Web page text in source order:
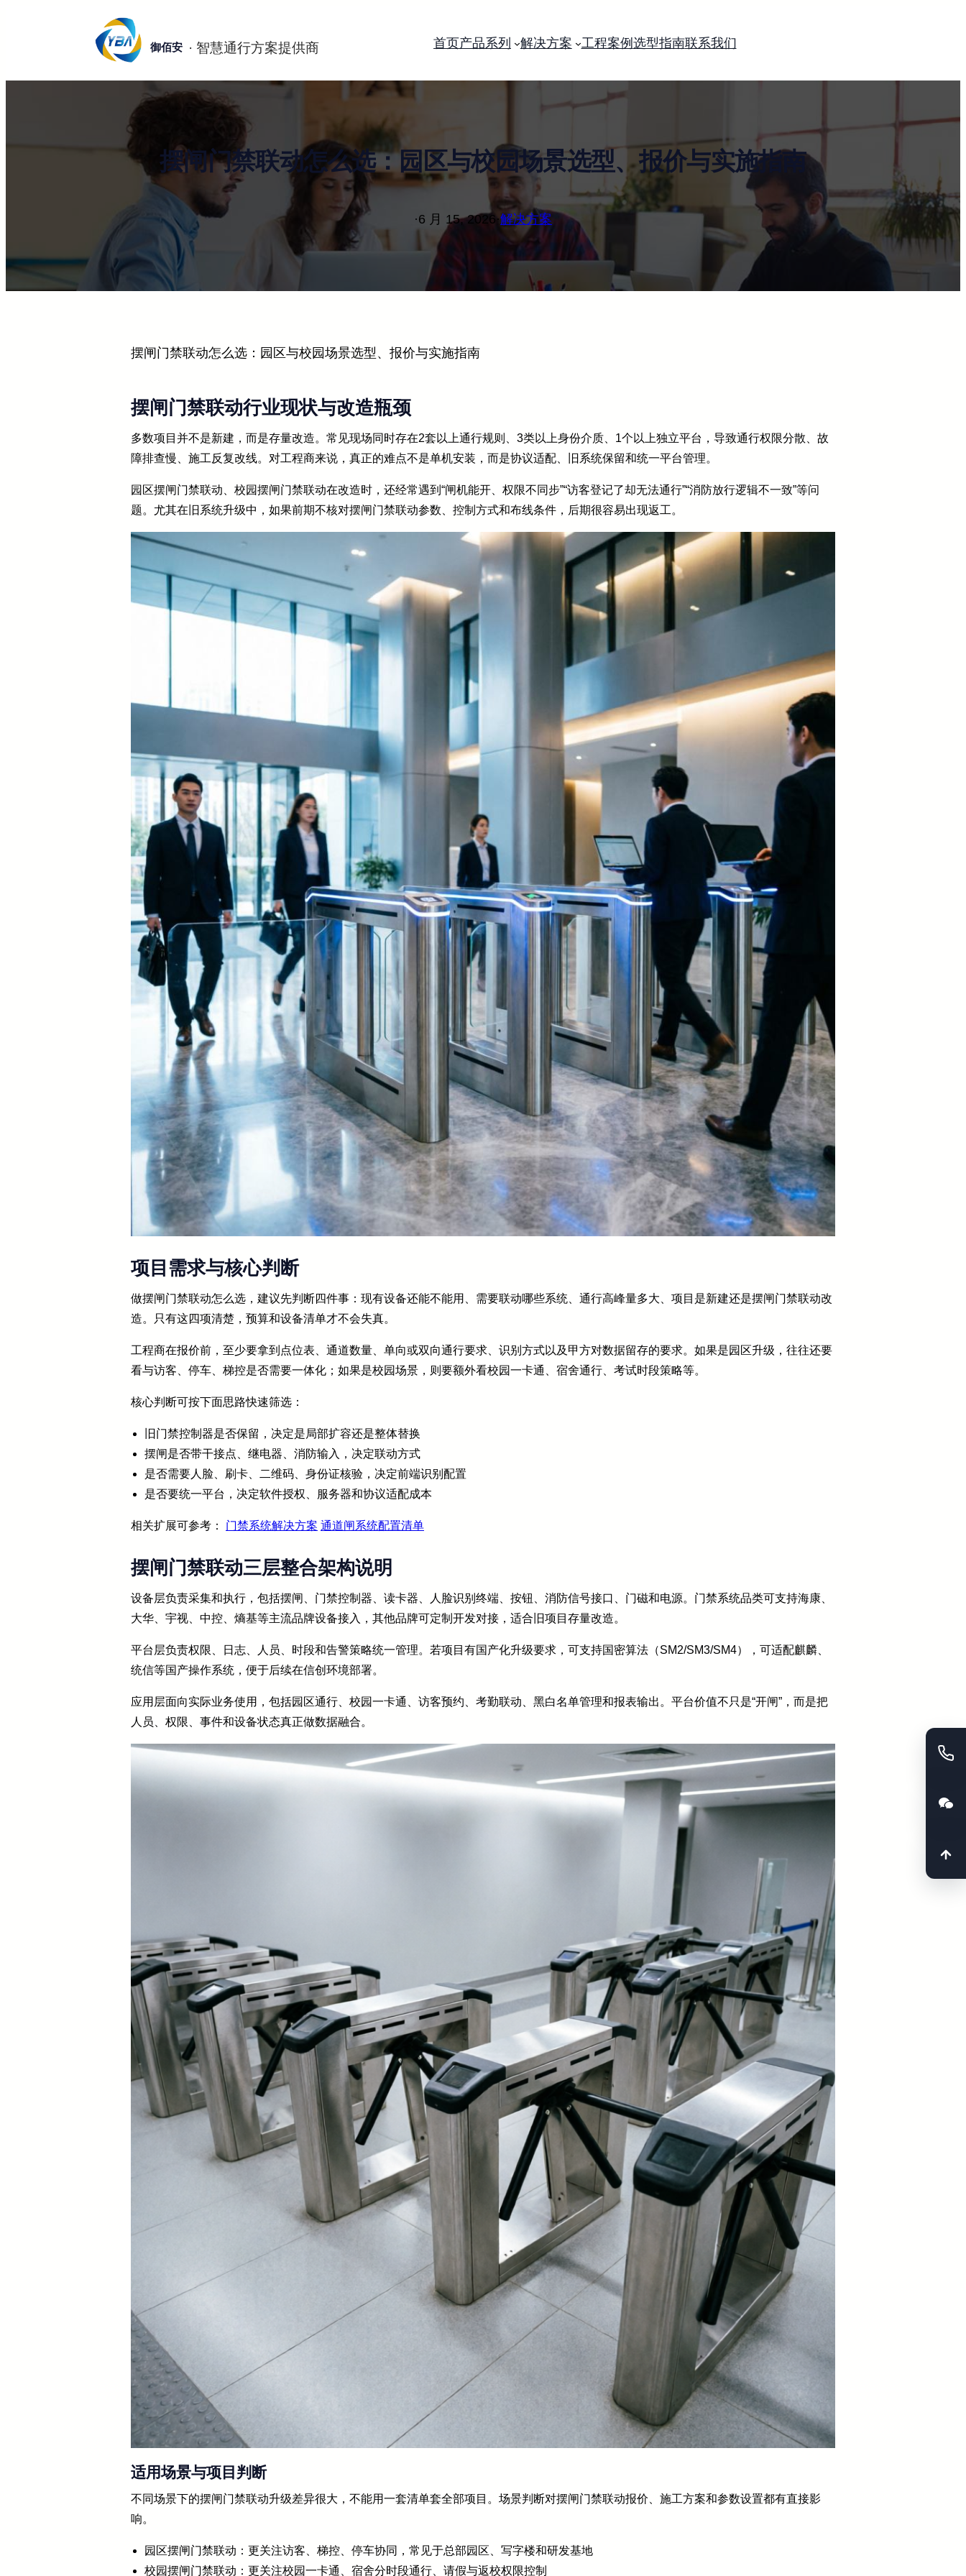
御佰安 首页产品系列 解决方案 工程案例 选型指南联系我们
摆闸门禁联动怎么选：园区与校园场景选型、报价与实施指南
·6 月 15, 2026·解决方案
摆闸门禁联动怎么选：园区与校园场景选型、报价与实施指南
摆闸门禁联动行业现状与改造瓶颈
多数项目并不是新建，而是存量改造。常见现场同时存在2套以上通行规则、3类以上身份介质、1个以上独立平台，导致通行权限分散、故
障排查慢、施工反复改线。对工程商来说，真正的难点不是单机安装，而是协议适配、旧系统保留和统一平台管理。
园区摆闸门禁联动、校园摆闸门禁联动在改造时，还经常遇到“闸机能开、权限不同步”“访客登记了却无法通行”“消防放行逻辑不一致”等问
题。尤其在旧系统升级中，如果前期不核对摆闸门禁联动参数、控制方式和布线条件，后期很容易出现返工。
项目需求与核心判断
做摆闸门禁联动怎么选，建议先判断四件事：现有设备还能不能用、需要联动哪些系统、通行高峰量多大、项目是新建还是摆闸门禁联动改
造。只有这四项清楚，预算和设备清单才不会失真。
工程商在报价前，至少要拿到点位表、通道数量、单向或双向通行要求、识别方式以及甲方对数据留存的要求。如果是园区升级，往往还要
看与访客、停车、梯控是否需要一体化；如果是校园场景，则要额外看校园一卡通、宿舍通行、考试时段策略等。
核心判断可按下面思路快速筛选：
旧门禁控制器是否保留，决定是局部扩容还是整体替换
摆闸是否带干接点、继电器、消防输入，决定联动方式
是否需要人脸、刷卡、二维码、身份证核验，决定前端识别配置
是否要统一平台，决定软件授权、服务器和协议适配成本
相关扩展可参考： 门禁系统解决方案 通道闸系统配置清单
摆闸门禁联动三层整合架构说明
设备层负责采集和执行，包括摆闸、门禁控制器、读卡器、人脸识别终端、按钮、消防信号接口、门磁和电源。门禁系统品类可支持海康、
大华、宇视、中控、熵基等主流品牌设备接入，其他品牌可定制开发对接，适合旧项目存量改造。
平台层负责权限、日志、人员、时段和告警策略统一管理。若项目有国产化升级要求，可支持国密算法（SM2/SM3/SM4），可适配麒麟、
统信等国产操作系统，便于后续在信创环境部署。
应用层面向实际业务使用，包括园区通行、校园一卡通、访客预约、考勤联动、黑白名单管理和报表输出。平台价值不只是“开闸”，而是把
人员、权限、事件和设备状态真正做数据融合。
适用场景与项目判断
不同场景下的摆闸门禁联动升级差异很大，不能用一套清单套全部项目。场景判断对摆闸门禁联动报价、施工方案和参数设置都有直接影
响。
园区摆闸门禁联动：更关注访客、梯控、停车协同，常见于总部园区、写字楼和研发基地
校园摆闸门禁联动：更关注校园一卡通、宿舍分时段通行、请假与返校权限控制